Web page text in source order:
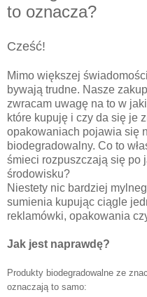
to oznacza?
Cześć!
Mimo większej
bywają trudne. Nasze
zwracam uwagę na to w
które kupuję i czy da się je
opakowaniach pojawia się
biodegradowalny. Co to
śmieci rozpuszczają się po
środowisku?
Niestety nic bardziej
sumienia kupując ciągle
reklamówki, opakowania
Jak jest naprawdę?
Produkty biodegradowalne ze
oznaczają to samo: